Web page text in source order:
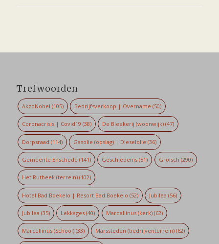
Trefwoorden
AkzoNobel (105) Bedrijfsverkoop | Overname (50)
Coronacrisis | Covid19 (38) De Bleekerij (woonwijk) (47)
Dorpsraad (114) Gasolie (opslag) | Dieselolie (36)
Gemeente Enschede (141) Geschiedenis (51) Grolsch (290)
Het Rutbeek (terrein)(102)
Hotel Bad Boekelo | Resort Bad Boekelo (52) Jubilea (56)
Jubilea (35) Lekkages (40) Marcellinus (kerk)(62)
Marcellinus (School)(33) Marssteden (bedrijventerrein) (62)